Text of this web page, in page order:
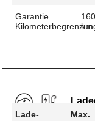
Garantie
km
Lade-
Max.